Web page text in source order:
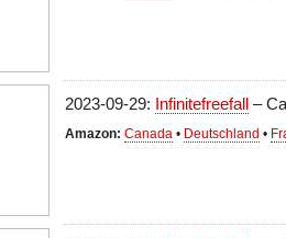
2023-09-29: Infinitefreefall –
Amazon: Canada • Deutschland •